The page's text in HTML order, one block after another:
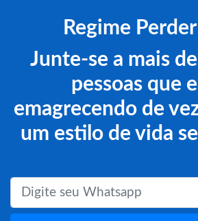
Regime
Junte-se a mais
pessoas que
emagrecendo de
um estilo de vida